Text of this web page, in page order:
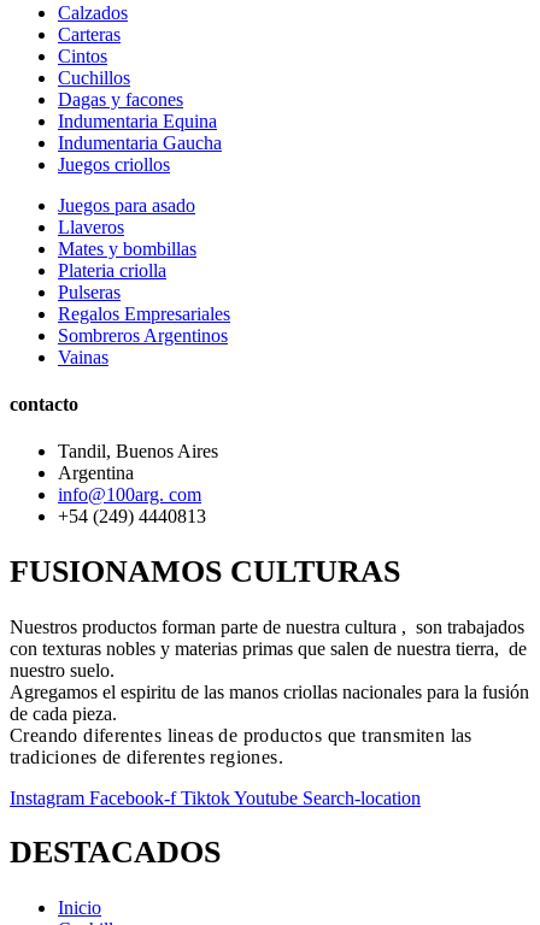
Calzados
Carteras
Cintos
Cuchillos
Dagas y facones
Indumentaria Equina
Indumentaria Gaucha
Juegos criollos
Juegos para asado
Llaveros
Mates y bombillas
Plateria criolla
Pulseras
Regalos Empresariales
Sombreros Argentinos
Vainas
contacto
Tandil, Buenos Aires
Argentina
info@100arg. com
+54 (249) 4440813
FUSIONAMOS CULTURAS
Nuestros productos forman parte de nuestra cultura , son trabajados
con texturas nobles y materias primas que salen de nuestra tierra, de
nuestro suelo.
Agregamos el espiritu de las manos criollas nacionales para la fusión
de cada pieza.
Creando diferentes lineas de productos que transmiten las
tradiciones de diferentes regiones.
Instagram Facebook-f TiktokYoutube Search-location
DESTACADOS
Inicio